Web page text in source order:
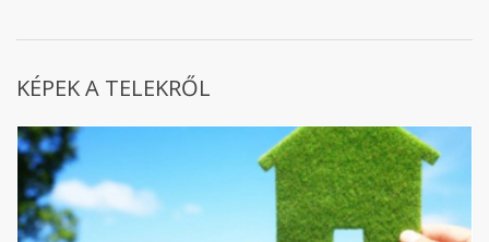
KÉPEK A TELEKRŐL